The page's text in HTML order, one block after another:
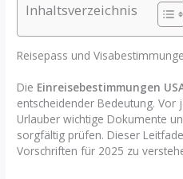
Inhaltsverzeichnis
Reisepass und
Die Einreisebestimmungen
entscheidender Bedeutung.
Urlauber wichtige Dokumente
sorgfältig prüfen. Dieser
Vorschriften für 2025 zu